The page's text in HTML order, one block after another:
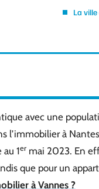
La
avec une
l’immobilier à
1er mai 2023. En
que pour un
à Vannes ?